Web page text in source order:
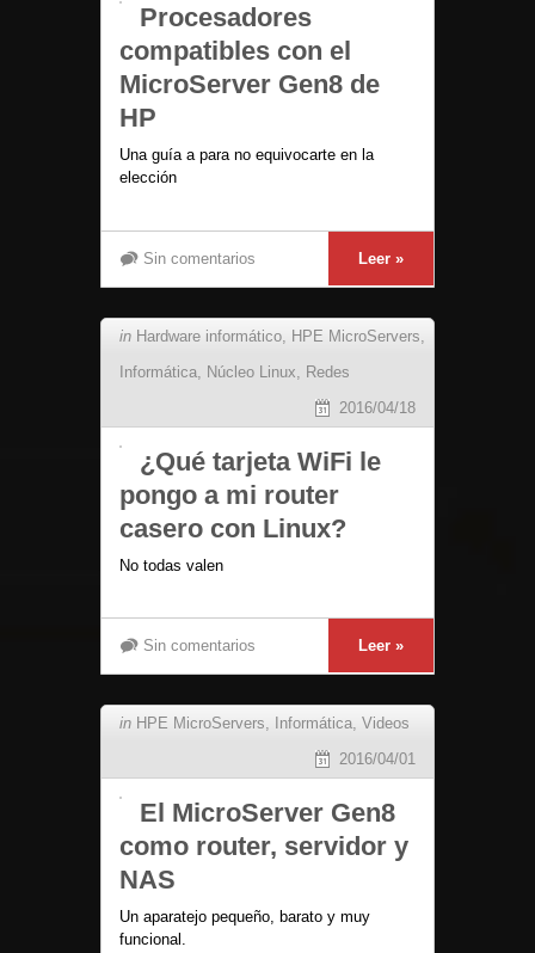
Procesadores
compatibles con el
MicroServer Gen8 de
HP
Una guía a para no equivocarte en la
elección
Sin comentarios Leer »
in Hardware informático HPE MicroServers
Informática
Núcleo Linux
Redes
2016/04/18
¿Qué tarjeta WiFi le
pongo a mi router
casero con Linux?
No todas valen
Sin comentarios Leer »
in HPE MicroServers, Informática, Videos
2016/04/01
El MicroServer Gen8
como router, servidor y
NAS
Un aparatejo pequeño, barato y muy
funcional.